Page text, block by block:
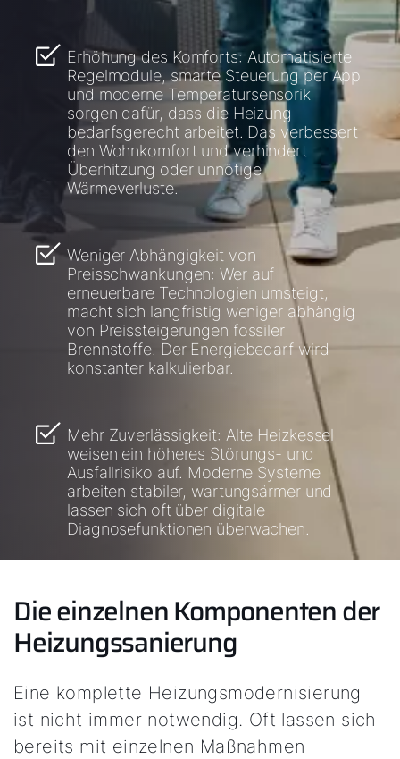
Erhöhung des Komforts: Automatisierte
Regelmodule, smarte Steuerung per App
und moderne Temperatursensorik
sorgen dafür, dass die Heizung
bedarfsgerecht arbeitet. Das verbessert
den Wohnkomfort und verhindert
Überhitzung oder unnötige
Wärmeverluste.
Weniger Abhängigkeit von
Preisschwankungen: Wer auf
erneuerbare Technologien umsteigt,
macht sich langfristig weniger abhängig
von Preissteigerungen fossiler
Brennstoffe. Der Energiebedarf wird
konstanter kalkulierbar.
Mehr Zuverlässigkeit: Alte Heizkessel
weisen ein höheres Störungs- und
Ausfallrisiko auf. Moderne Systeme
arbeiten stabiler, wartungsärmer und
lassen sich oft über digitale
Diagnosefunktionen überwachen.
Die einzelnen Komponenten der
Heizungssanierung
Eine komplette Heizungsmodernisierung
ist nicht immer notwendig. Oft lassen sich
bereits mit einzelnen Maßnahmen
Servus!
Wie können wir Ihnen helfen?
Service kontaktieren
Produktberatung
Fachhandwerker finden
5 Jahre Garantie
Karriere
Privatkunden-Downloads